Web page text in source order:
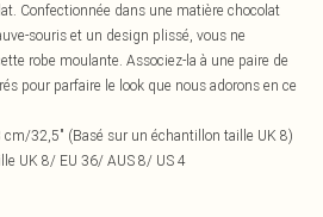
Confectionnée dans une matière chocolat
souris et un design plissé, vous ne
robe moulante. Associez-la à une paire de
pour parfaire le look que nous adorons en ce
32,5" (Basé sur un échantillon taille UK 8)
UK 8/ EU 36/ AUS 8/ US 4